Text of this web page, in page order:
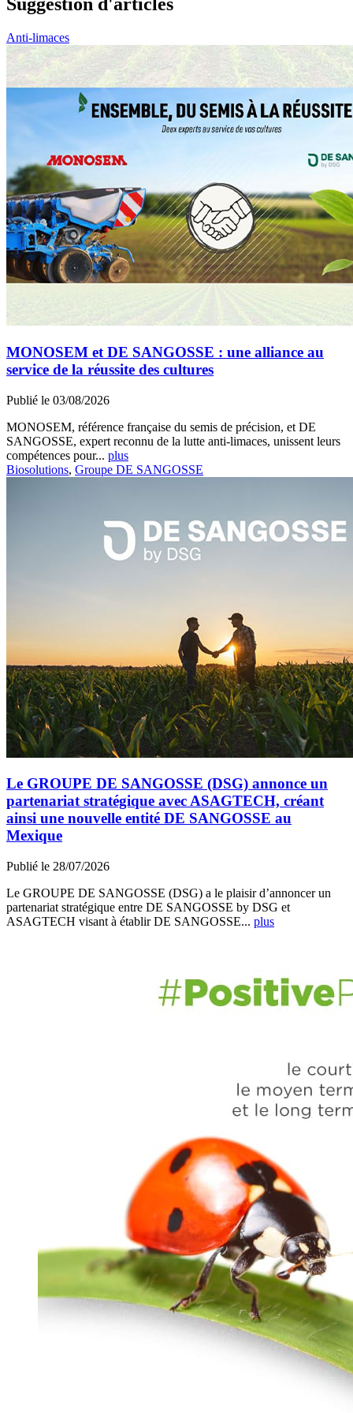
Suggestion d'articles
Anti-limaces
MONOSEM et DE SANGOSSE : une alliance au
service de la réussite des cultures
Publié le 03/08/2026
MONOSEM, référence française du semis de précision, et DE
SANGOSSE, expert reconnu de la lutte anti-limaces, unissent leurs
compétences pour... plus
Biosolutions, Groupe DE SANGOSSE
Le GROUPE DE SANGOSSE (DSG) annonce un
partenariat stratégique avec ASAGTECH, créant
ainsi une nouvelle entité DE SANGOSSE au
Mexique
Publié le 28/07/2026
Le GROUPE DE SANGOSSE (DSG) a le plaisir d’annoncer un
partenariat stratégique entre DE SANGOSSE by DSG et
ASAGTECH visant à établir DE SANGOSSE... plus